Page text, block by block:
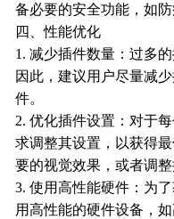
备必要的安全功能，如防
四、性能优化
1. 减少插件数量：过多
因此，建议用户尽量减
件。
2. 优化插件设置：对于
求调整其设置，以获得
要的视觉效果，或者调整
3. 使用高性能硬件：为
用高性能的硬件设备，